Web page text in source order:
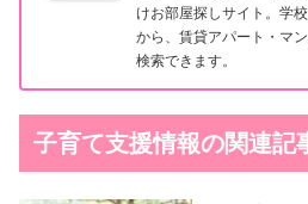
けお部屋探しサイト。学
から、賃貸アパート・マ
検索できます。
子育て支援情報の関連記